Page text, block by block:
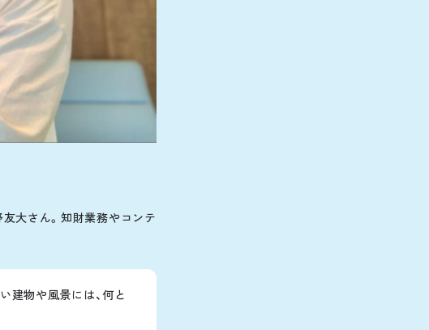
友大さん。知財業務やコンテ
建物や風景には、何と